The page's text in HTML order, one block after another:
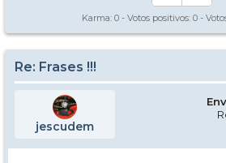
Karma: 0 - Votos positivos: 0 -
Re: Frases !!!
jescudem